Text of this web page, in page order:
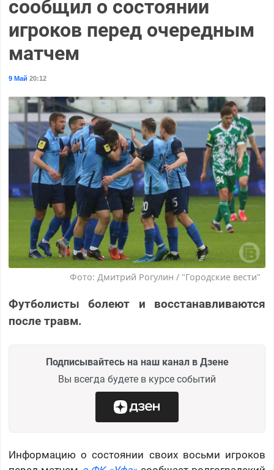
сообщил о состоянии
игроков перед очередным
матчем
9 Май 20:12
Фото: Дмитрий Рогулин / "Городские вести"
Футболисты болеют и восстанавливаются
после травм.
Подписывайтесь на наш канал в Дзене
Вы всегда будете в курсе событий
Информацию о состоянии своих восьми игроков